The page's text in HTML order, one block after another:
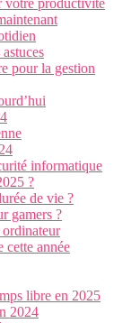
votre productivité
pour la gestion
informatique
?
de vie ?
gamers ?
cette année
libre en 2025
2024